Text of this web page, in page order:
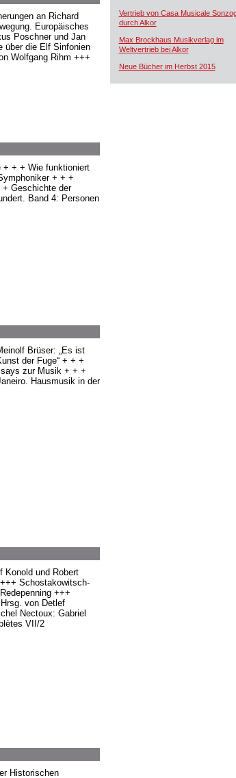
an Richard
Europäisches
Poschner und Jan
über die Elf Sinfonien
Wolfgang Rihm +++
+ + + Wie funktioniert
+ + +
+ Geschichte der
Band 4: Personen
Brüser: „Es ist
der Fuge“ + + +
zur Musik + + +
Hausmusik in der
Konold und Robert
Schostakowitsch-
+++
von Detlef
Nectoux: Gabriel
VII/2
Historischen
Vertrieb von Casa Musicale
durch Alkor
Max Brockhaus Musikverlag im
Weltvertrieb bei Alkor
Neue Bücher im Herbst 2015